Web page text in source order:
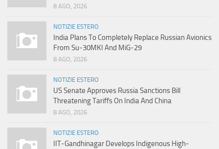
8 AGO, 2026
NOTIZIE ESTERO
India Plans To Completely Replace Russian Avionics
From Su-30MKI And MiG-29
8 AGO, 2026
NOTIZIE ESTERO
US Senate Approves Russia Sanctions Bill
Threatening Tariffs On India And China
8 AGO, 2026
NOTIZIE ESTERO
IIT-Gandhinagar Develops Indigenous High-